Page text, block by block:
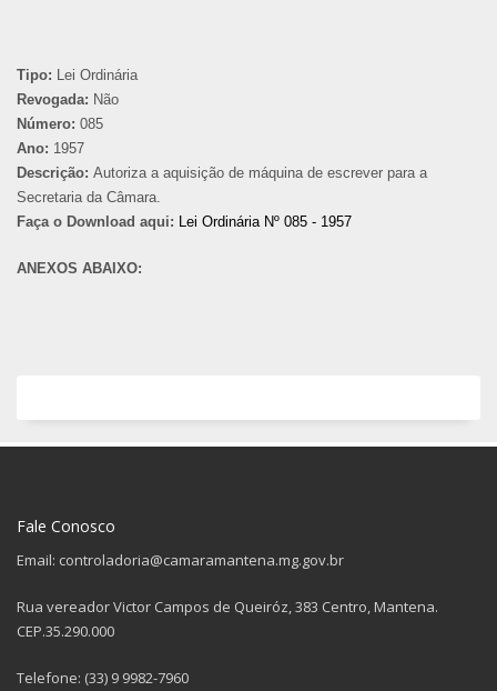
Tipo: Lei Ordinária
Revogada: Não
Número: 085
Ano: 1957
Descrição: Autoriza a aquisição de máquina de escrever para a
Secretaria da Câmara.
Faça o Download aqui: Lei Ordinária Nº 085 - 1957
ANEXOS ABAIXO:
Fale Conosco
Email: controladoria@camaramantena.mg.gov.br
Rua vereador Victor Campos de Queiróz, 383 Centro, Mantena.
CEP.35.290.000
Telefone: (33) 9 9982-7960